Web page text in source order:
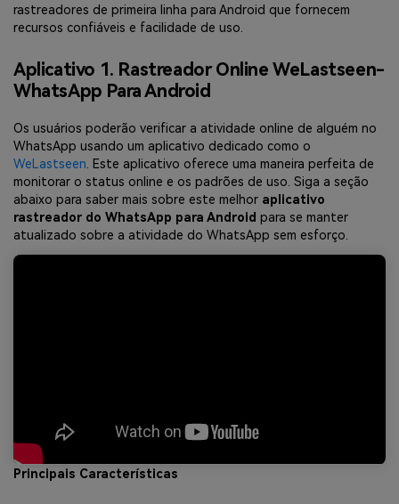
rastreadores de primeira linha para Android que fornecem
recursos confiáveis e facilidade de uso.
Aplicativo 1. Rastreador Online WeLastseen-
WhatsApp Para Android
Os usuários poderão verificar a atividade online de alguém no
WhatsApp usando um aplicativo dedicado como o
WeLastseen . Este aplicativo oferece uma maneira perfeita de
monitorar o status online e os padrões de uso. Siga a seção
abaixo para saber mais sobre este melhor aplicativo
rastreador do WhatsApp para Android para se manter
atualizado sobre a atividade do WhatsApp sem esforço.
Principais Características